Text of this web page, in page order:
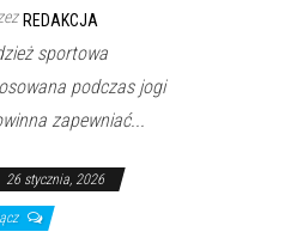
REDAKCJA
sportowa
podczas jogi
zapewniać...
26 stycznia, 2026